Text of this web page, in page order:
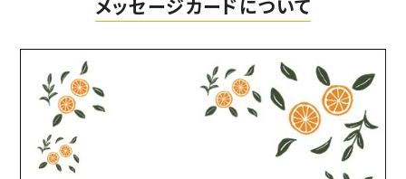
メッセージカードについて